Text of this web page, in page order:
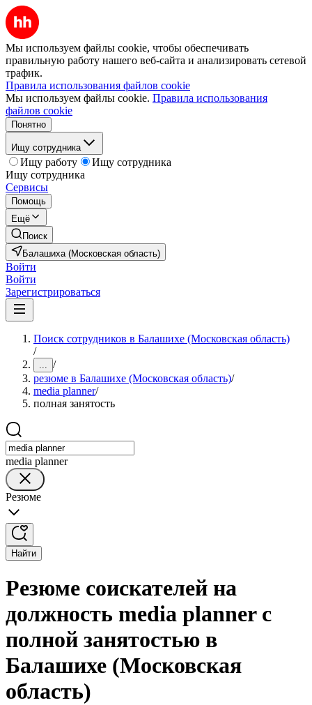
Мы используем файлы cookie, чтобы обеспечивать
правильную работу нашего веб-сайта и анализировать сетевой
трафик.
Правила использования файлов cookie
Мы используем файлы cookie. Правила использования
файлов cookie
Понятно
Ищу сотрудника
Ищу работу
Ищу сотрудника
Ищу сотрудника
Сервисы
Помощь
Ещё
Поиск
Балашиха (Московская область)
Войти
Войти
Зарегистрироваться
Поиск сотрудников в Балашихе (Московская область)
/
... /
резюме в Балашихе (Московская область)/
media planner/
полная занятость
media planner
Резюме
Найти
Резюме соискателей на
должность media planner с
полной занятостью в
Балашихе (Московская
область)